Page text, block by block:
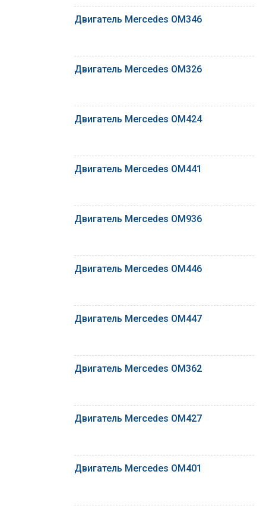
Двигатель Mercedes OM346
Двигатель Mercedes OM326
Двигатель Mercedes OM424
Двигатель Mercedes OM441
Двигатель Mercedes OM936
Двигатель Mercedes OM446
Двигатель Mercedes OM447
Двигатель Mercedes OM362
Двигатель Mercedes OM427
Двигатель Mercedes OM401